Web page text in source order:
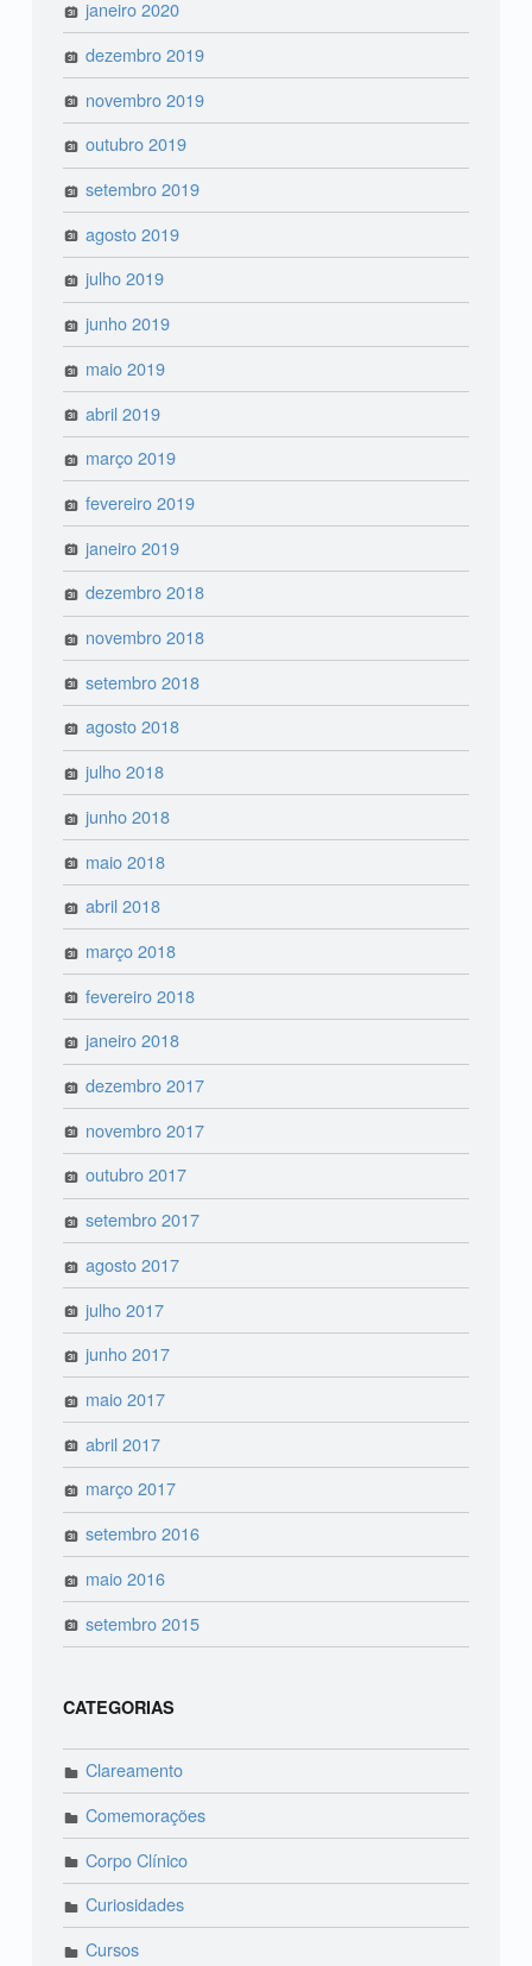
janeiro 2020
dezembro 2019
novembro 2019
outubro 2019
setembro 2019
agosto 2019
julho 2019
junho 2019
maio 2019
abril 2019
março 2019
fevereiro 2019
janeiro 2019
dezembro 2018
novembro 2018
setembro 2018
agosto 2018
julho 2018
junho 2018
maio 2018
abril 2018
março 2018
fevereiro 2018
janeiro 2018
dezembro 2017
novembro 2017
outubro 2017
setembro 2017
agosto 2017
julho 2017
junho 2017
maio 2017
abril 2017
março 2017
setembro 2016
maio 2016
setembro 2015
CATEGORIAS
Clareamento
Comemorações
Corpo Clínico
Curiosidades
Cursos